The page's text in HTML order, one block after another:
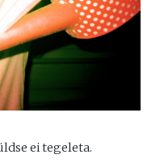
ei tegeleta.